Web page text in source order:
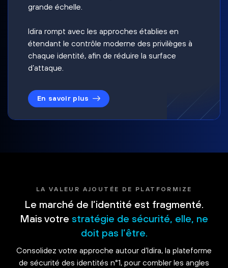
grande échelle.
Idira rompt avec les approches établies en
étendant le contrôle moderne des privilèges à
chaque identité, afin de réduire la surface
d’attaque.
En savoir plus
LA VALEUR AJOUTÉE DE PLATFORMIZE
Le marché de l’identité est fragmenté.
Mais votre stratégie de sécurité, elle, ne
doit pas l’être.
Consolidez votre approche autour d’Idira, la plateforme
de sécurité des identités n°1, pour combler les angles